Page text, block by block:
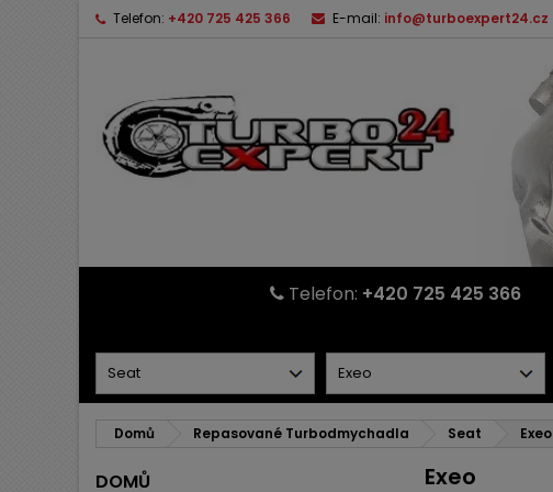
Telefon: +420 725 425 366 E-mail: info@turboexpert24.cz
Telefon: +420 725 425 366
Domů Repasované Turbodmychadla Seat Exeo
DOMŮ Exeo